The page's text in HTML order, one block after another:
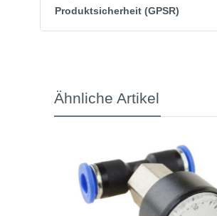
Produktsicherheit (GPSR)
Ähnliche Artikel